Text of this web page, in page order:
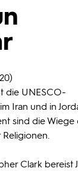
die UNESCO-
Iran und in
sind die Wiege
Clark bereist